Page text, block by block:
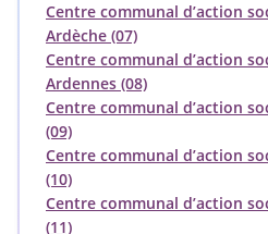
Centre communal d’action
Ardèche (07)
Centre communal d’action
Ardennes (08)
Centre communal d’action
(09)
Centre communal d’action
(10)
Centre communal d’action
(11)